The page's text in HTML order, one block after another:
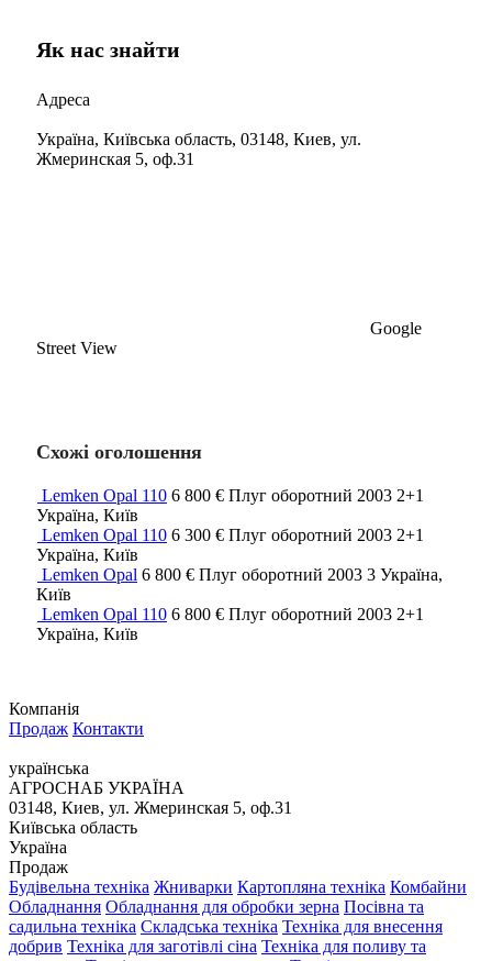
Як нас знайти
Адреса
Україна, Київська область, 03148, Киев, ул.
Жмеринская 5, оф.31
Google
Street View
Схожі оголошення
Lemken Opal 110 6 800 € Плуг оборотний 2003 2+1
Україна, Київ
Lemken Opal 110 6 300 € Плуг оборотний 2003 2+1
Україна, Київ
Lemken Opal 6 800 € Плуг оборотний 2003 3 Україна,
Київ
Lemken Opal 110 6 800 € Плуг оборотний 2003 2+1
Україна, Київ
Компанія
Продаж Контакти
українська
АГРОСНАБ УКРАЇНА
03148, Киев, ул. Жмеринская 5, оф.31
Київська область
Україна
Продаж
Будівельна техніка Жниварки Картопляна техніка Комбайни
Обладнання Обладнання для обробки зерна Посівна та
садильна техніка Складська техніка Техніка для внесення
добрив Техніка для заготівлі сіна Техніка для поливу та